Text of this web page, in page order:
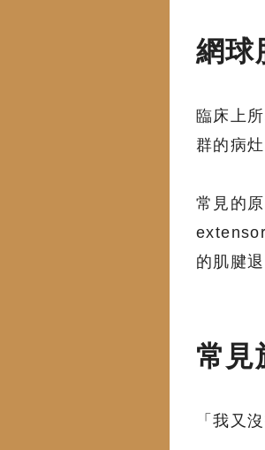
網球
臨床上
群的病灶
常見的
的肌腱退
常見
「我又